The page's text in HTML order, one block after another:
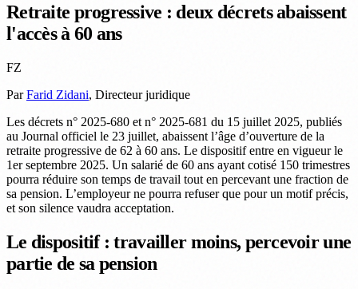
Retraite progressive : deux décrets abaissent
l'accès à 60 ans
FZ
ParFarid Zidani, Directeur juridique
Les décrets n° 2025-680 et n° 2025-681 du 15 juillet 2025, publiés
au Journal officiel le 23 juillet, abaissent l’âge d’ouverture de la
retraite progressive de 62 à 60 ans. Le dispositif entre en vigueur le
1er septembre 2025. Un salarié de 60 ans ayant cotisé 150 trimestres
pourra réduire son temps de travail tout en percevant une fraction de
sa pension. L’employeur ne pourra refuser que pour un motif précis,
et son silence vaudra acceptation.
Le dispositif : travailler moins, percevoir une
partie de sa pension